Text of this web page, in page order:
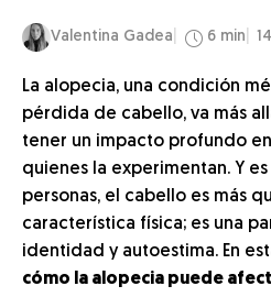
Valentina Gadea 6 min
La alopecia, una condición
pérdida de cabello, va más
tener un impacto profundo
quienes la experimentan. Y
personas, el cabello es más
característica física; es una
identidad y autoestima. En
cómo la alopecia puede